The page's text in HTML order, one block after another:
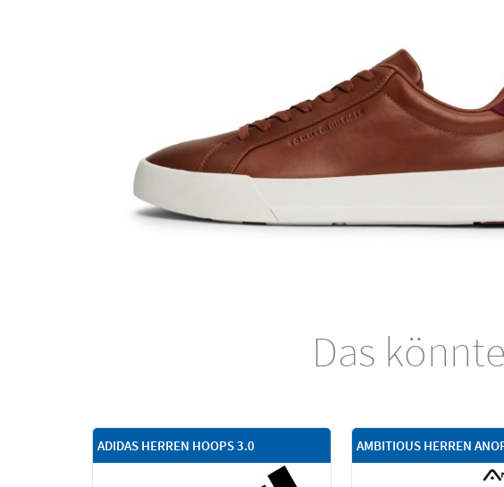
Das
ADIDAS HERREN HOOPS 3.0 AMBITIOUS HERREN